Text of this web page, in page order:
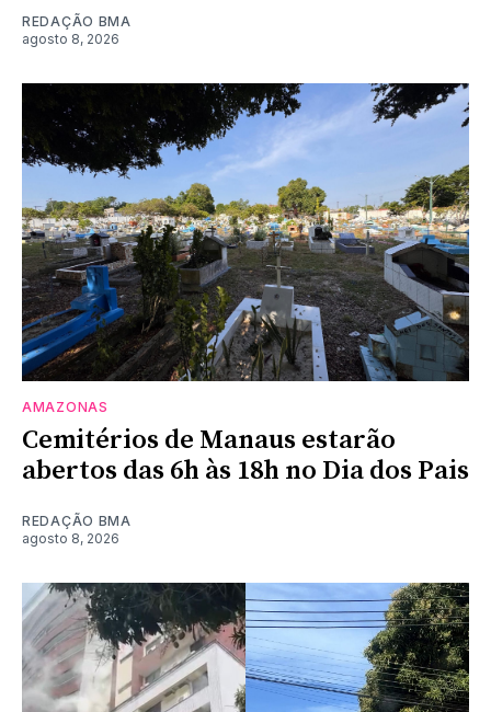
REDAÇÃO BMA
agosto 8, 2026
AMAZONAS
Cemitérios de Manaus estarão
abertos das 6h às 18h no Dia dos Pais
REDAÇÃO BMA
agosto 8, 2026